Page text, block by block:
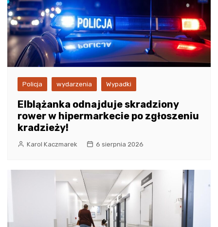
Policja wydarzenia Wypadki
Elblążanka odnajduje skradziony
rower w hipermarkecie po zgłoszeniu
kradzieży!
Karol Kaczmarek 6 sierpnia 2026